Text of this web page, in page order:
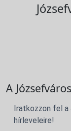
A
Iratkozzon fel
hírleveleire!